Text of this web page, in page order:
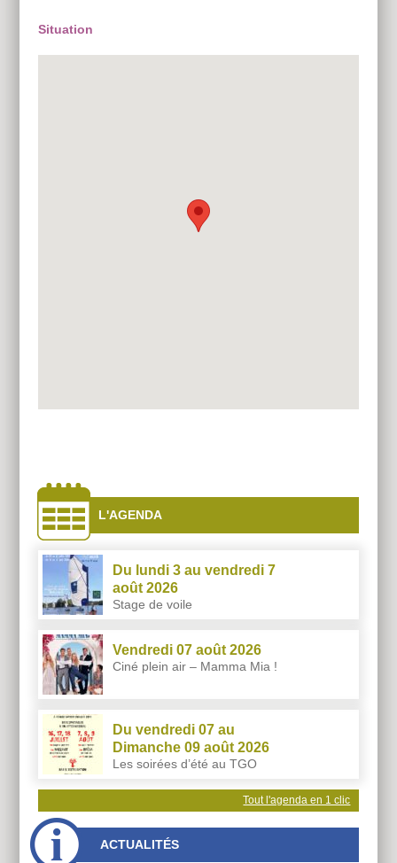
Situation
côtés
L'AGENDA
Du lundi 3 au vendredi 7
août 2026
Stage de voile
Vendredi 07 août 2026
Ciné plein air – Mamma Mia !
Du vendredi 07 au
Dimanche 09 août 2026
Les soirées d’été au TGO
Tout l'agenda en 1 clic
ACTUALITÉS